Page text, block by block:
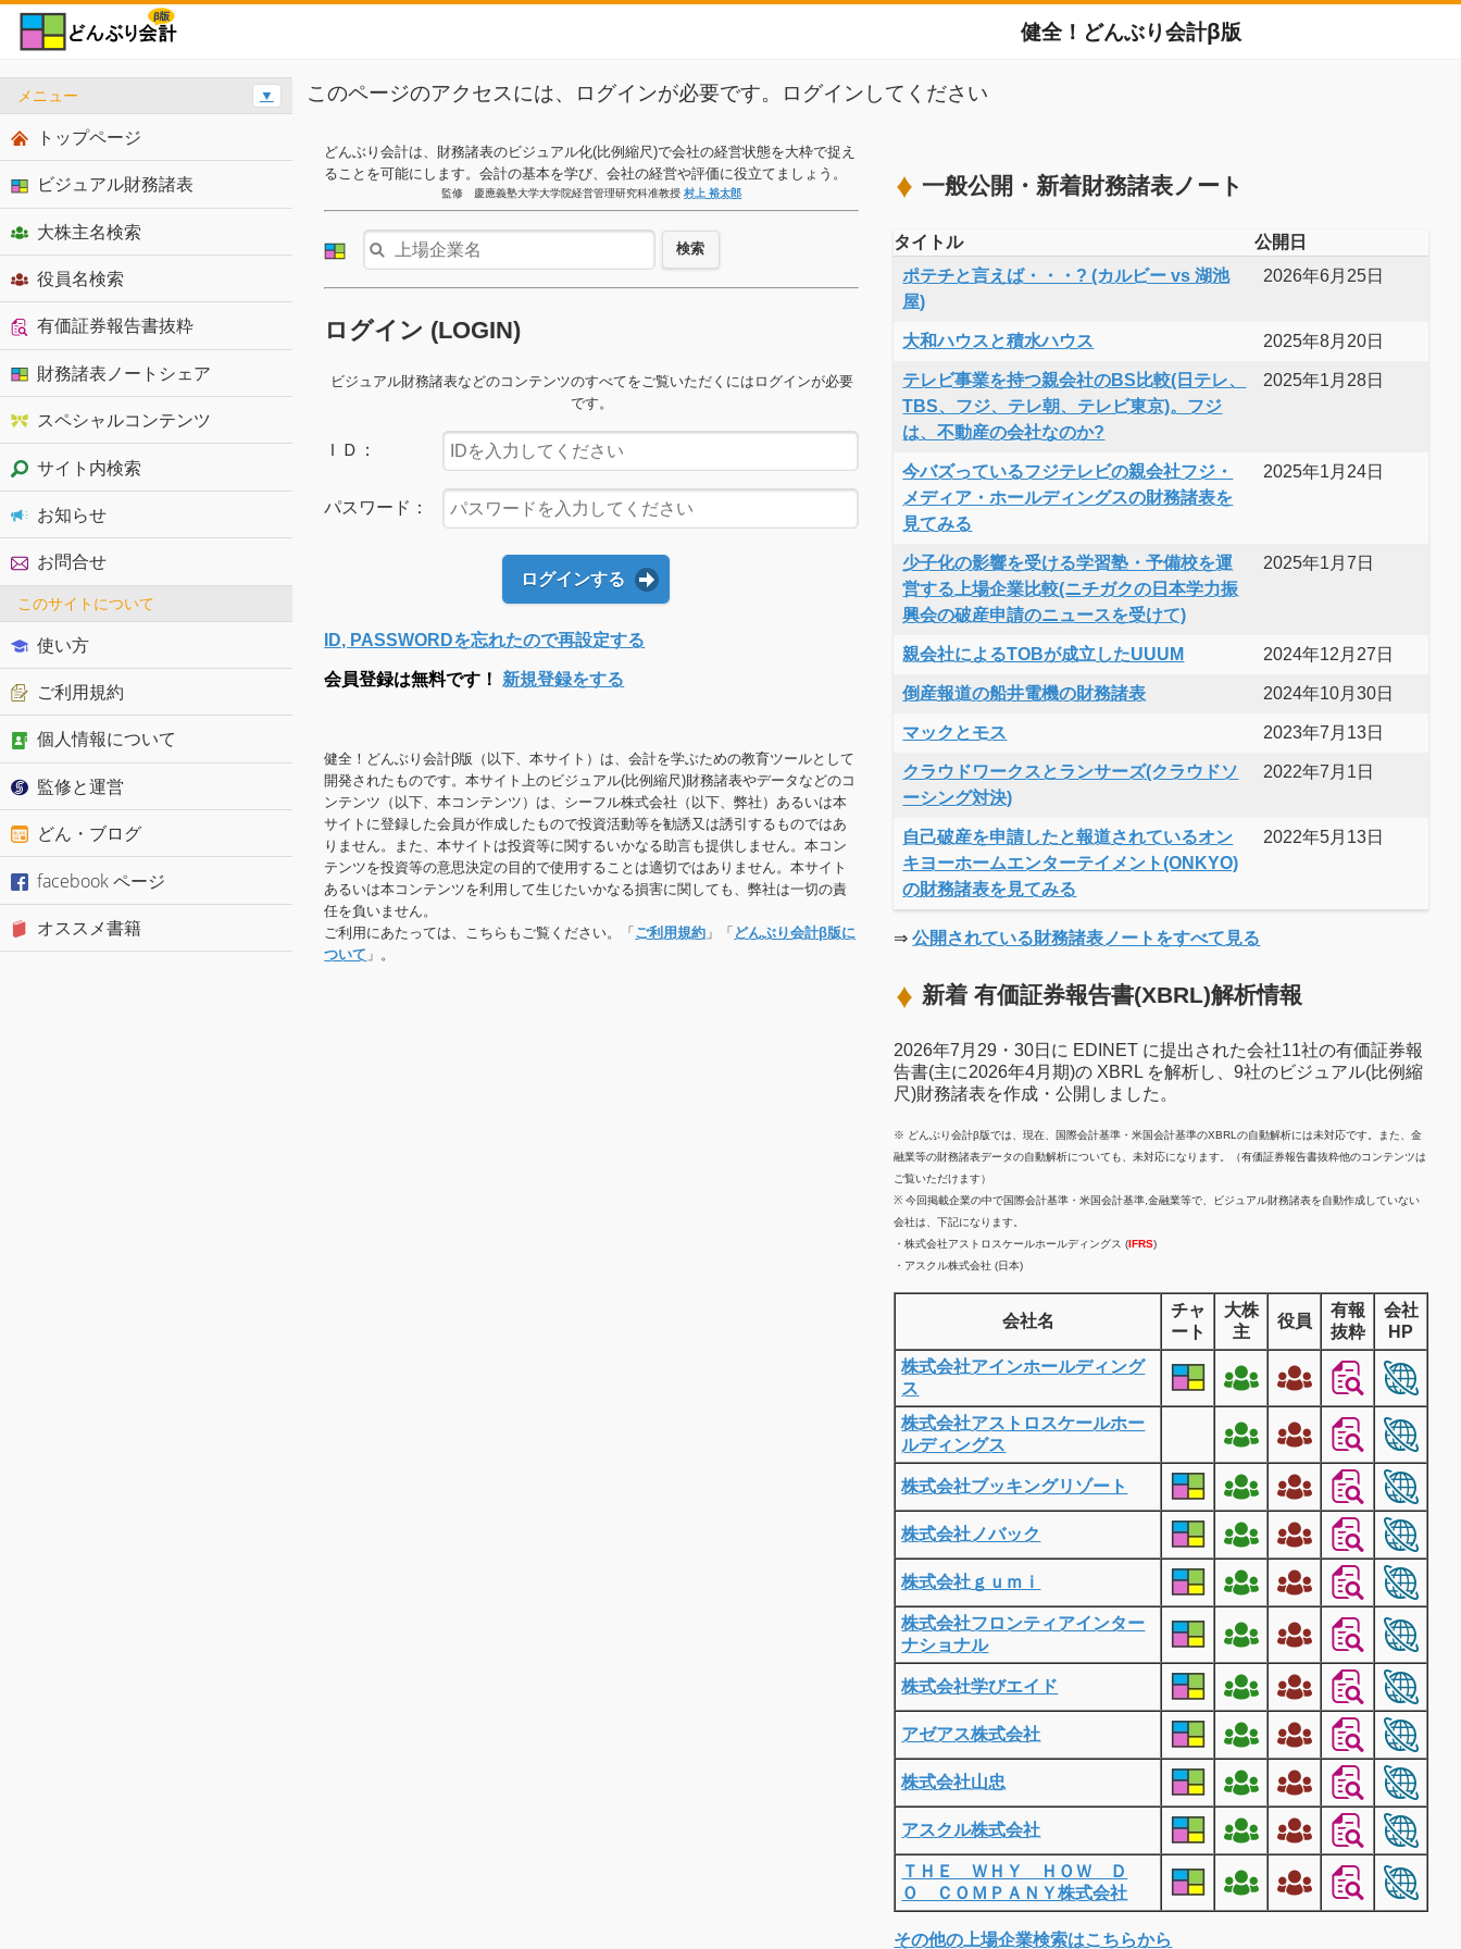
健全！どんぶり会計β版
このページのアクセスには、ログインが必要です。ログインしてください
どんぶり会計は、財務諸表のビジュアル化(比例縮尺)で会社の経営状態を大枠で捉え
ることを可能にします。会計の基本を学び、会社の経営や評価に役立てましょう。
監修 慶應義塾大学大学院経営管理研究科准教授村上 裕太郎
検索
ログイン (LOGIN)
ビジュアル財務諸表などのコンテンツのすべてをご覧いただくにはログインが必要
です。
ＩＤ：
パスワード：
ログインする
ID, PASSWORDを忘れたので再設定する
会員登録は無料です！ 新規登録をする
健全！どんぶり会計β版（以下、本サイト）は、会計を学ぶための教育ツールとして
開発されたものです。本サイト上のビジュアル(比例縮尺)財務諸表やデータなどのコ
ンテンツ（以下、本コンテンツ）は、シーフル株式会社（以下、弊社）あるいは本
サイトに登録した会員が作成したもので投資活動等を勧誘又は誘引するものではあ
りません。また、本サイトは投資等に関するいかなる助言も提供しません。本コン
テンツを投資等の意思決定の目的で使用することは適切ではありません。本サイト
あるいは本コンテンツを利用して生じたいかなる損害に関しても、弊社は一切の責
任を負いません。
ご利用にあたっては、こちらもご覧ください。「ご利用規約 」「 どんぶり会計β版に
ついて 」。
一般公開・新着財務諸表ノート
タイトル
公開日
ポテチと言えば・・・? (カルビー vs 湖池
屋)
2026年6月25日
大和ハウスと積水ハウス 2025年8月20日
テレビ事業を持つ親会社のBS比較(日テレ、
TBS、フジ、テレ朝、テレビ東京)。フジ
は、不動産の会社なのか?
2025年1月28日
今バズっているフジテレビの親会社フジ・
メディア・ホールディングスの財務諸表を
見てみる
2025年1月24日
少子化の影響を受ける学習塾・予備校を運
営する上場企業比較(ニチガクの日本学力振
興会の破産申請のニュースを受けて)
2025年1月7日
親会社によるTOBが成立したUUUM 2024年12月27日
倒産報道の船井電機の財務諸表 2024年10月30日
マックとモス 2023年7月13日
クラウドワークスとランサーズ(クラウドソ
ーシング対決)
2022年7月1日
自己破産を申請したと報道されているオン
キヨーホームエンターテイメント(ONKYO)
の財務諸表を見てみる
2022年5月13日
⇒公開されている財務諸表ノートをすべて見る
新着 有価証券報告書(XBRL)解析情報
2026年7月29・30日に EDINET に提出された会社11社の有価証券報
告書(主に2026年4月期)の XBRL を解析し、9社のビジュアル(比例縮
尺)財務諸表を作成・公開しました。
※ どんぶり会計β版では、現在、国際会計基準・米国会計基準のXBRLの自動解析には未対応です。また、金
融業等の財務諸表データの自動解析についても、未対応になります。（有価証券報告書抜粋他のコンテンツは
ご覧いただけます）
※ 今回掲載企業の中で国際会計基準・米国会計基準,金融業等で、ビジュアル財務諸表を自動作成していない
会社は、下記になります。
・株式会社アストロスケールホールディングス (IFRS)
・アスクル株式会社 (日本)
会社名
チャ
ート
大株
主
役員
有報
抜粋
会社
HP
株式会社アインホールディング
ス
株式会社アストロスケールホー
ルディングス
株式会社ブッキングリゾート
株式会社ノバック
株式会社ｇｕｍｉ
株式会社フロンティアインター
ナショナル
株式会社学びエイド
アゼアス株式会社
株式会社山忠
アスクル株式会社
ＴＨＥ ＷＨＹ ＨＯＷ Ｄ
Ｏ ＣＯＭＰＡＮＹ株式会社
その他の上場企業検索はこちらから
メニュー ▼
トップページ
ビジュアル財務諸表
大株主名検索
役員名検索
有価証券報告書抜粋
財務諸表ノートシェア
スペシャルコンテンツ
サイト内検索
お知らせ
お問合せ
このサイトについて
使い方
ご利用規約
個人情報について
監修と運営
どん・ブログ
facebook ページ
オススメ書籍